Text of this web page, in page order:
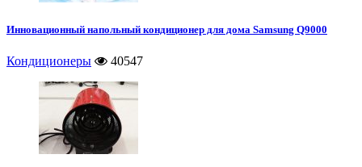
Инновационный напольный кондиционер для дома Samsung Q9000
Кондиционеры 40547